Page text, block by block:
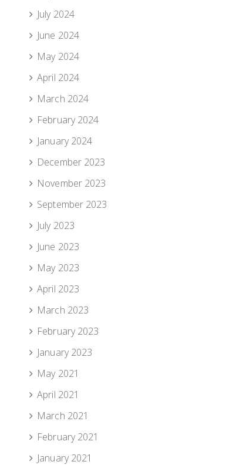
July 2024
June 2024
May 2024
April 2024
March 2024
February 2024
January 2024
December 2023
November 2023
September 2023
July 2023
June 2023
May 2023
April 2023
March 2023
February 2023
January 2023
May 2021
April 2021
March 2021
February 2021
January 2021